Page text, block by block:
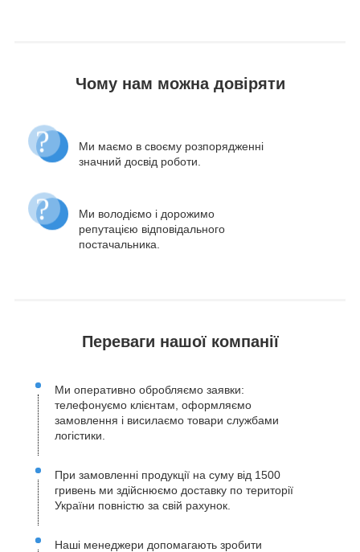
Чому нам можна довіряти
Ми маємо в своєму розпорядженні
значний досвід роботи.
Ми володіємо і дорожимо
репутацією відповідального
постачальника.
Переваги нашої компанії
Ми оперативно обробляємо заявки:
телефонуємо клієнтам, оформляємо
замовлення і висилаємо товари службами
логістики.
При замовленні продукції на суму від 1500
гривень ми здійснюємо доставку по території
України повністю за свій рахунок.
Наші менеджери допомагають зробити